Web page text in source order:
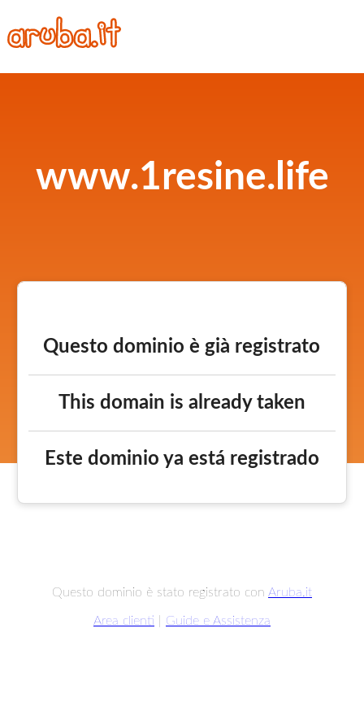
www.1resine.life
Questo dominio è già registrato
This domain is already taken
Este dominio ya está registrado
Questo dominio è stato registrato con Aruba.it
Area clienti Guide e Assistenza